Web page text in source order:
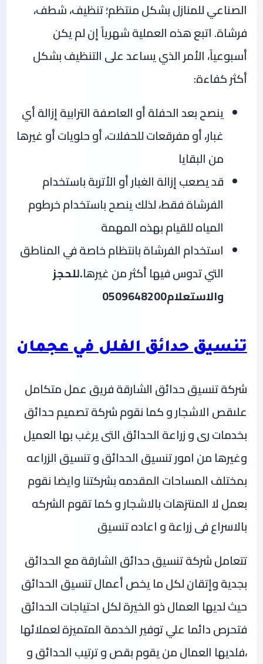
الصناعي للمنازل بشكل منتظم؛ تنظيف، شطف،
فرشاة. اتبع هذه العملية شهرياً إن لم يكن
أسبوعياً، الأمر الذي يساعد على التنظيف بشكل
أكثر كفاءة:
ينصح بعد الحفلة أو العاصفة الترابية إزالة أي
غبار، أو مفرقعات للحفلات، أو حلويات أو غيرها
من البقايا
قد يصعب إزالة الغبار أو الأتربة باستخدام
الفرشاة فقط، لذلك ينصح باستخدام خرطوم
المياه للقيام بهذه المهمة
استخدام الفرشاة بانتظام خاصة في المناطق
التي تدوس فيها أكثر من غيرها.للحجز
والاستعلام0509648200
تنسيق حدائق الفلل في عجمان
شركة تنسيق حدائق الشارقة فريق عمل متكامل
علىقص الاشجار و كما نقوم شركة تصميم حدائق
بخدمات رى و زراعة الحدائق التى يرغب بها العميل
وغيرها من امور تنسيق الحدائق و تنسيق الزراعه
بمختلف المساحات المقدمه بشركتنا وايضا نقوم
بعمل لا المنتزهات بالاشجار و كما تقوم الشركه
بالاسراع فى زراعة و اعاده تنسيق
تتعامل شركة تنسيق حدائق الشارقة مع الحدائق
بجدية وإتقان لكل ما يخص أعمال تنسيق الحدائق
حيث لديها العمال ذو الخيرة لكل احتياجات الحدائق
فتحرص دائما علي توفير الخدمة المتميزة لعملائها
،فلديها العمال من يقوم بقص و ترتيب الحدائق و